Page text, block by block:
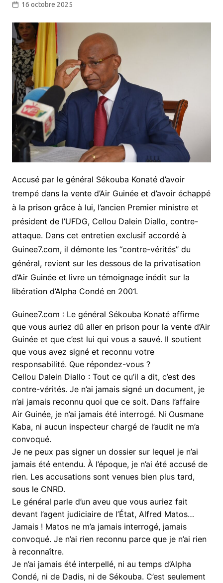
16 octobre 2025
Accusé par le général Sékouba Konaté d’avoir
trempé dans la vente d’Air Guinée et d’avoir échappé
à la prison grâce à lui, l’ancien Premier ministre et
président de l’UFDG, Cellou Dalein Diallo, contre-
attaque. Dans cet entretien exclusif accordé à
Guinee7.com, il démonte les ‘‘contre-vérités’’ du
général, revient sur les dessous de la privatisation
d’Air Guinée et livre un témoignage inédit sur la
libération d’Alpha Condé en 2001.
Guinee7.com : Le général Sékouba Konaté affirme
que vous auriez dû aller en prison pour la vente d’Air
Guinée et que c’est lui qui vous a sauvé. Il soutient
que vous avez signé et reconnu votre
responsabilité. Que répondez-vous ?
Cellou Dalein Diallo : Tout ce qu’il a dit, c’est des
contre-vérités. Je n’ai jamais signé un document, je
n’ai jamais reconnu quoi que ce soit. Dans l’affaire
Air Guinée, je n’ai jamais été interrogé. Ni Ousmane
Kaba, ni aucun inspecteur chargé de l’audit ne m’a
convoqué.
Je ne peux pas signer un dossier sur lequel je n’ai
jamais été entendu. À l’époque, je n’ai été accusé de
rien. Les accusations sont venues bien plus tard,
sous le CNRD.
Le général parle d’un aveu que vous auriez fait
devant l’agent judiciaire de l’État, Alfred Matos…
Jamais ! Matos ne m’a jamais interrogé, jamais
convoqué. Je n’ai rien reconnu parce que je n’ai rien
à reconnaître.
Je n’ai jamais été interpellé, ni au temps d’Alpha
Condé, ni de Dadis, ni de Sékouba. C’est seulement